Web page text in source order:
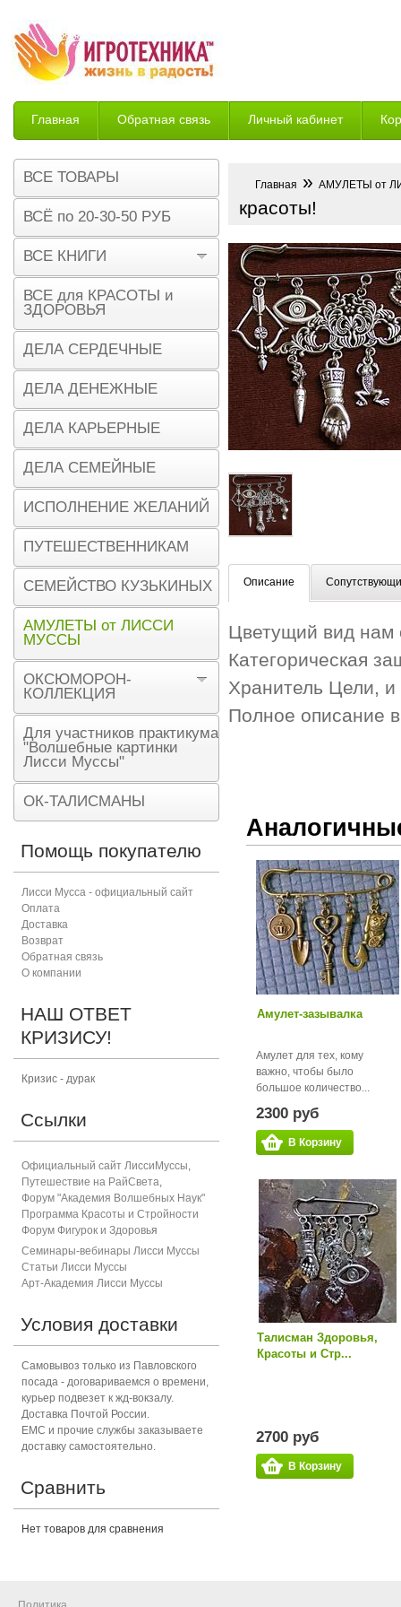
Главная Обратная связь Личный кабинет
Возврат
Главная » АМУЛЕТЫ от
красоты!
Описание
Цветущий вид нам
Категорическая
Хранитель Цели,
Полное описание
Амулет-зазывалка
Амулет для тех, кому
важно, чтобы было
большое количество...
2300 руб
В Корзину
Талисман Здоровья,
Красоты и Стр...
2700 руб
В Корзину
ВСЕ ТОВАРЫ
ВСЁ по 20-30-50 РУБ
ВСЕ КНИГИ
ВСЕ для КРАСОТЫ и
ЗДОРОВЬЯ
ДЕЛА СЕРДЕЧНЫЕ
ДЕЛА ДЕНЕЖНЫЕ
ДЕЛА КАРЬЕРНЫЕ
ДЕЛА СЕМЕЙНЫЕ
ИСПОЛНЕНИЕ ЖЕЛАНИЙ
ПУТЕШЕСТВЕННИКАМ
СЕМЕЙСТВО КУЗЬКИНЫХ
АМУЛЕТЫ от ЛИССИ
МУССЫ
ОКСЮМОРОН-
КОЛЛЕКЦИЯ
Для участников практикума
"Волшебные картинки
Лисси Муссы"
ОК-ТАЛИСМАНЫ
Помощь покупателю
Лисси Мусса - официальный сайт
Оплата
Доставка
Возврат
Обратная связь
О компании
НАШ ОТВЕТ
КРИЗИСУ!
Кризис - дурак
Ссылки
Официальный сайт ЛиссиМуссы,
Путешествие на РайСвета,
Форум "Академия Волшебных Наук"
Программа Красоты и Стройности
Форум Фигурок и Здоровья
Семинары-вебинары Лисси Муссы
Статьи Лисси Муссы
Арт-Академия Лисси Муссы
Условия доставки
Самовывоз только из Павловского
посада - договариваемся о времени,
курьер подвезет к жд-вокзалу.
Доставка Почтой России.
ЕМС и прочие службы заказываете
доставку самостоятельно.
Сравнить
Нет товаров для сравнения